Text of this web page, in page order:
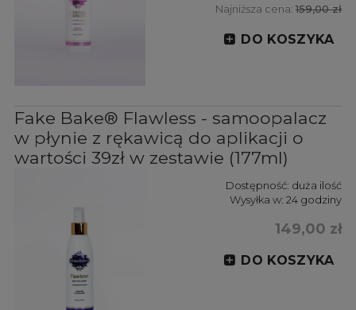
Najniższa cena:159,00 zł
DO KOSZYKA
Fake Bake® Flawless - samoopalacz
w płynie z rękawicą do aplikacji o
wartości 39zł w zestawie (177ml)
Dostępność: duża ilość
Wysyłka w: 24 godziny
149,00 zł
DO KOSZYKA